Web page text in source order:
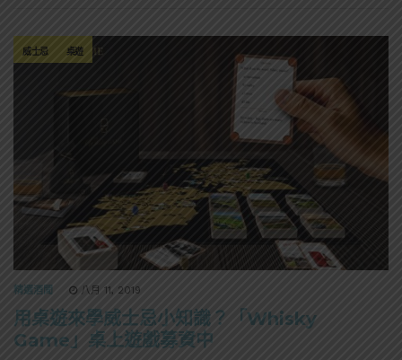
威士忌 桌遊
精選酒聞 八月 11, 2019
用桌遊來學威士忌小知識？「Whisky
Game」桌上遊戲募資中